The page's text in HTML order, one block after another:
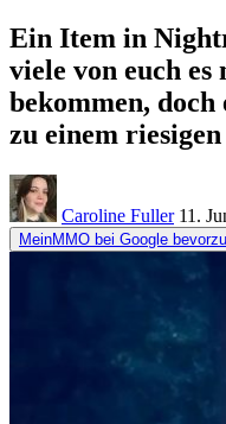
Ein Item in
viele von euch es
bekommen, doch
zu einem
Caroline Fuller 11.
MeinMMO bei Google